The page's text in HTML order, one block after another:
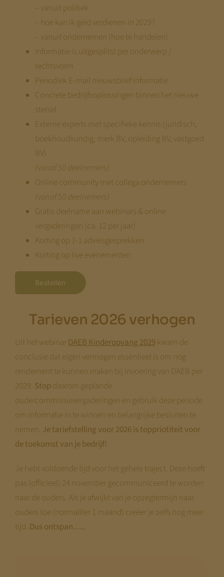
– vanuit politiek
– hoe kan ik geld verdienen in 2029?
– vanuit ondernemen (hoe te handelen)
Informatie is uitgesplitst per onderwerp /
rechtsvorm
Periodiek E-mail nieuwsbrief informatie
Concrete bedrijfsoplossingen binnen het nieuwe
stelsel
Externe experts met specifieke kennis (juridisch,
boekhoudkundig, merk BV, opleiding BV, vastgoed
BV)
(vanaf 50 deelnemers)
Online community met collega ondernemers
(vanaf 50 deelnemers)
Gratis deelname aan webinars & online
vergaderingen (ca. 12 per jaar)
Korting op 1-1 adviesgesprekken
Korting op live evenementen
Bestellen
Tarieven 2026 verhogen
Uit het webinarDAEB Kinderopvang 2029kwam de
conclusie dat eigen vermogen essentieel is om nog
rendement te kunnen maken bij invoering van DAEB per
2029. Stopdaarom geplande
oudercommissievergaderingen en gebruik deze periode
om informatie in te winnen en belangrijke besluiten te
nemen. Je tariefstelling voor 2026 is toppriotiteit voor
de toekomst van je bedrijf!
Je hebt voldoende tijd voor het gehele traject. Deze hoeft
pas (officieel) 24 november gecommuniceerd te worden
naar de ouders. Als je afwijkt van je opzegtermijn naar
ouders toe (normaliter 1 maand) creëer je zelfs nog meer
tijd. Dus ontspan…..